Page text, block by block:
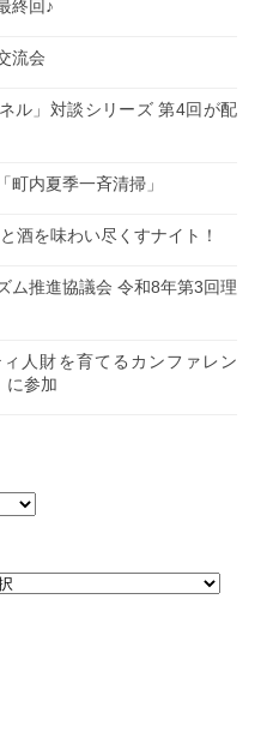
終回♪
流会
ル」対談シリーズ 第4回が配
町内夏季一斉清掃」
酒を味わい尽くすナイト！
ム推進協議会 令和8年第3回理
ィ人財を育てるカンファレン
に参加